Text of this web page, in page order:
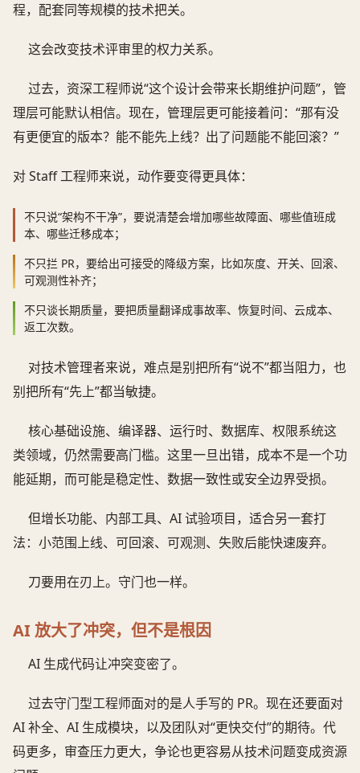
程，配套同等规模的技术把关。
这会改变技术评审里的权力关系。
过去，资深工程师说“这个设计会带来长期维护问题”，管
理层可能默认相信。现在，管理层更可能接着问：“那有没
有更便宜的版本？能不能先上线？出了问题能不能回滚？”
对 Staff 工程师来说，动作要变得更具体：
不只说“架构不干净”，要说清楚会增加哪些故障面、哪些值班成
本、哪些迁移成本；
不只拦 PR，要给出可接受的降级方案，比如灰度、开关、回滚、
可观测性补齐；
不只谈长期质量，要把质量翻译成事故率、恢复时间、云成本、
返工次数。
对技术管理者来说，难点是别把所有“说不”都当阻力，也
别把所有“先上”都当敏捷。
核心基础设施、编译器、运行时、数据库、权限系统这
类领域，仍然需要高门槛。这里一旦出错，成本不是一个功
能延期，而可能是稳定性、数据一致性或安全边界受损。
但增长功能、内部工具、AI 试验项目，适合另一套打
法：小范围上线、可回滚、可观测、失败后能快速废弃。
刀要用在刃上。守门也一样。
AI 放大了冲突，但不是根因
AI 生成代码让冲突变密了。
过去守门型工程师面对的是人手写的 PR。现在还要面对
AI 补全、AI 生成模块，以及团队对“更快交付”的期待。代
码更多，审查压力更大，争论也更容易从技术问题变成资源